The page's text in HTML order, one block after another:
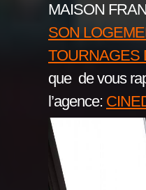
MAISON
SON
TOURNAGES
que de vous
l’agence: